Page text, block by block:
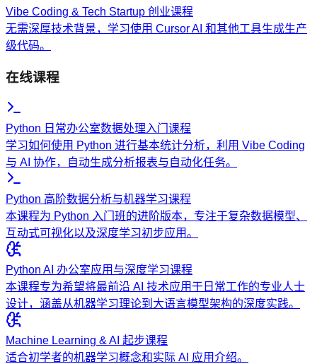
Vibe Coding & Tech Startup 创业课程
无需深厚技术背景，学习使用 Cursor AI 和其他工具生成生产
级代码。
在线课程
Python 日常办公室数据处理入门课程
学习如何使用 Python 进行基本统计分析，利用 Vibe Coding
与 AI 协作，自动生成分析报表与自动化任务。
Python 高阶数据分析与机器学习课程
本课程为 Python 入门班的进阶版本，专注于复杂数据模型、
互动式可视化以及深度学习初步应用。
Python AI 办公室应用与深度学习课程
本课程专为希望将最前沿 AI 技术应用于日常工作的专业人士
设计，涵盖从机器学习理论到大语言模型架构的深度实践。
Machine Learning & AI 起步课程
适合初学者的机器学习概念和实际 AI 应用介绍。